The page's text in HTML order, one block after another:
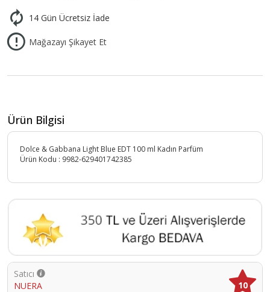
14 Gün Ücretsiz İade
Mağazayı Şikayet Et
Ürün Bilgisi
Dolce & Gabbana Light Blue EDT 100 ml Kadın Parfüm
Ürün Kodu : 9982-629401742385
Satıcı
NUERA
10